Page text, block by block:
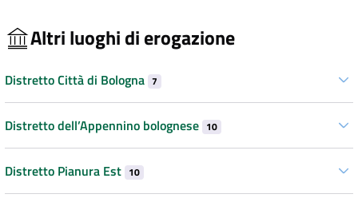
Altri luoghi di erogazione
Distretto Città di Bologna 7
Distretto dell’Appennino bolognese 10
Distretto Pianura Est 10